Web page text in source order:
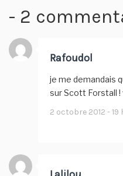
- 2
Rafoudol
je me demandais
sur Scott Forstall !
2 octobre 2012 - 19